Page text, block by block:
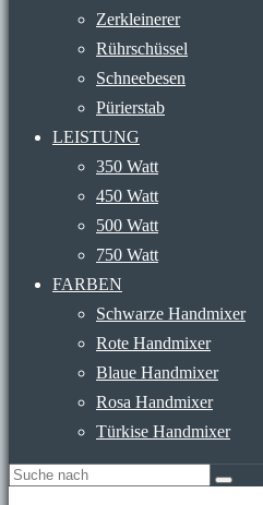
Zerkleinerer
Rührschüssel
Schneebesen
Pürierstab
LEISTUNG
350 Watt
450 Watt
500 Watt
750 Watt
FARBEN
Schwarze Handmixer
Rote Handmixer
Blaue Handmixer
Rosa Handmixer
Türkise Handmixer